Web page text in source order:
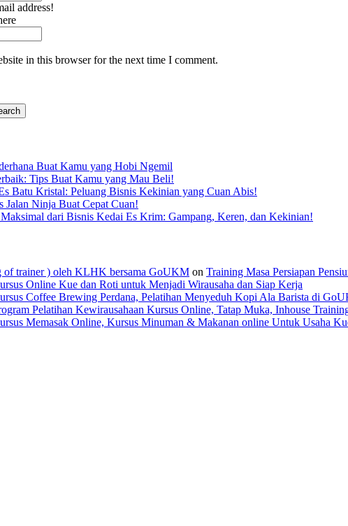
address!
in this browser for the next time I comment.
Buat Kamu yang Hobi Ngemil
Tips Buat Kamu yang Mau Beli!
Batu Kristal: Peluang Bisnis Kekinian yang Cuan Abis!
Jalan Ninja Buat Cepat Cuan!
dari Bisnis Kedai Es Krim: Gampang, Keren, dan Kekinian!
of trainer ) oleh KLHK bersama GoUKM on Training Masa Persiapan
Online Kue dan Roti untuk Menjadi Wirausaha dan Siap Kerja
Coffee Brewing Perdana, Pelatihan Menyeduh Kopi Ala Barista di
Pelatihan Kewirausahaan Kursus Online, Tatap Muka, Inhouse
Memasak Online, Kursus Minuman & Makanan online Untuk Usaha